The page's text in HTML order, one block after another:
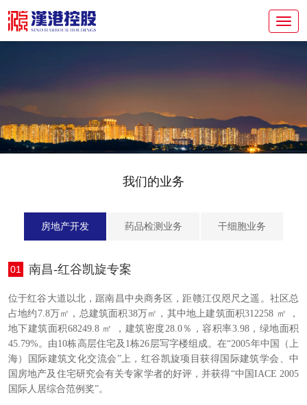
我们的业务
房地产开发 药品检测业务 干细胞业务
01 南昌-红谷凯旋专案
位于红谷大道以北，踞南昌中央商务区，距赣江仅咫尺之遥。社区总
占地约7.8万㎡，总建筑面积38万㎡，其中地上建筑面积312258 ㎡ ，
地下建筑面积68249.8 ㎡ ，建筑密度28.0％，容积率3.98，绿地面积
45.79%。由10栋高层住宅及1栋26层写字楼组成。在“2005年中国（上
海）国际建筑文化交流会”上，红谷凯旋项目获得国际建筑学会、中
国房地产及住宅研究会有关专家学者的好评，并获得“中国IACE 2005
国际人居综合范例奖”。